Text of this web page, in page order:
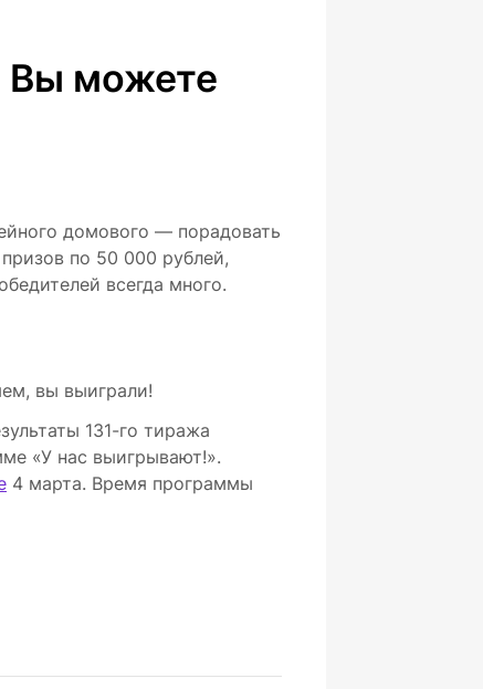
Вы можете
домового — порадовать
по 50 000 рублей,
всегда много.
вы выиграли!
131-го тиража
«У нас выигрывают!».
4 марта. Время программы